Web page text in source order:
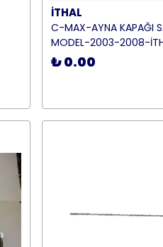
İTHAL
C-MAX-AYNA KAPAĞI
MODEL-2003-2008-
₺ 0.00